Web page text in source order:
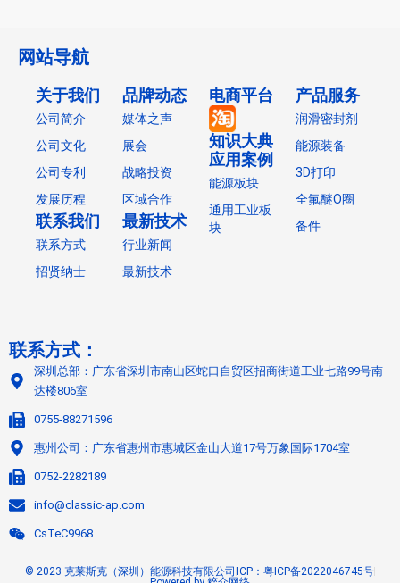
网站导航
关于我们
公司简介
公司文化
公司专利
发展历程
联系我们
联系方式
招贤纳士
品牌动态
媒体之声
展会
战略投资
区域合作
最新技术
行业新闻
最新技术
电商平台
知识大典
应用案例
能源板块
通用工业板
块
产品服务
润滑密封剂
能源装备
3D打印
全氟醚O圈
备件
联系方式：
深圳总部：广东省深圳市南山区蛇口自贸区招商街道工业七路99号南
达楼806室
0755-88271596
惠州公司：广东省惠州市惠城区金山大道17号万象国际1704室
0752-2282189
info@classic-ap.com
CsTeC9968
© 2023 克莱斯克（深圳）能源科技有限公司 ICP：粤ICP备2022046745号